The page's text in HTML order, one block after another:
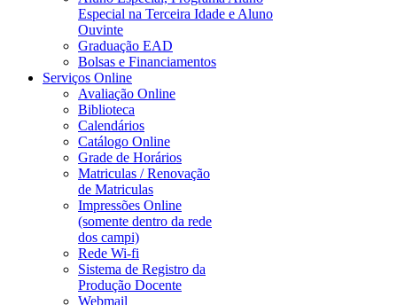
Especial na Terceira Idade e Aluno
Ouvinte
Graduação EAD
Bolsas e Financiamentos
Serviços Online
Avaliação Online
Biblioteca
Calendários
Catálogo Online
Grade de Horários
Matriculas / Renovação
de Matriculas
Impressões Online
(somente dentro da rede
dos campi)
Rede Wi-fi
Sistema de Registro da
Produção Docente
Webmail